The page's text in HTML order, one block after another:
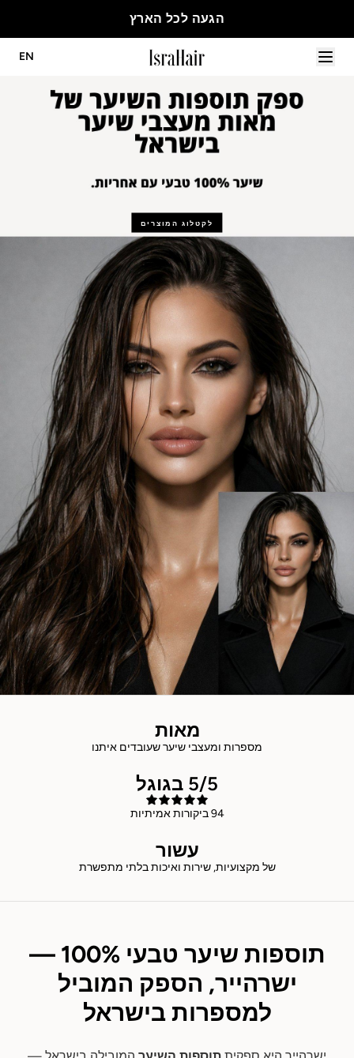
הגעה לכל הארץ
EN
לקטלוג המוצרים
מאות
מספרות ומעצבי שיער שעובדים איתנו
5/5 בגוגל
94 ביקורות אמיתיות
עשור
של מקצועיות, שירות ואיכות בלתי מתפשרת
תוספות שיער טבעי 100% —
ישרהייר, הספק המוביל
למספרות בישראל